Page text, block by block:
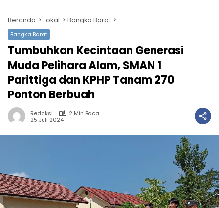
Beranda Lokal Bangka Barat
Bangka Barat
Tumbuhkan Kecintaan Generasi
Muda Pelihara Alam, SMAN 1
Parittiga dan KPHP Tanam 270
Ponton Berbuah
Redaksi
2 Min Baca
25 Juli 2024